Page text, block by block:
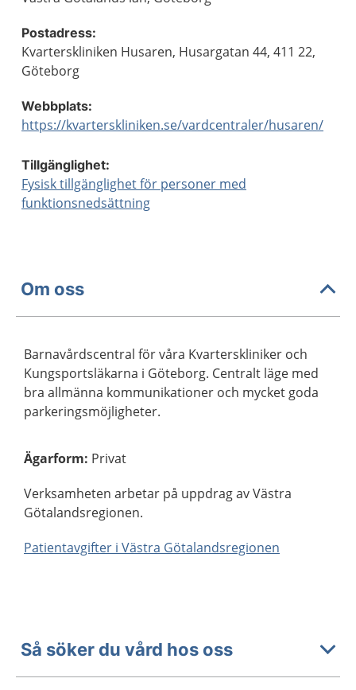
Postadress:
Kvarterskliniken Husaren, Husargatan 44, 411 22,
Göteborg
Webbplats:
https://kvarterskliniken.se/vardcentraler/husaren/
Tillgänglighet:
Fysisk tillgänglighet för personer med
funktionsnedsättning
Om oss
Barnavårdscentral för våra Kvarterskliniker och
Kungsportsläkarna i Göteborg. Centralt läge med
bra allmänna kommunikationer och mycket goda
parkeringsmöjligheter.
Ägarform: Privat
Verksamheten arbetar på uppdrag av Västra
Götalandsregionen.
Patientavgifter i Västra Götalandsregionen
Så söker du vård hos oss